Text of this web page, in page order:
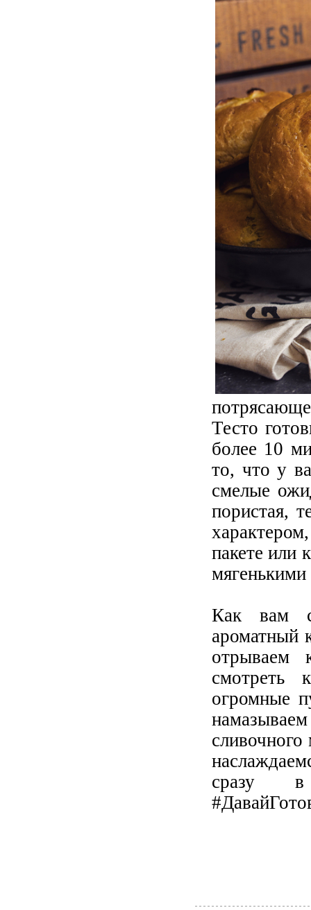
Тесто
более 10
то, что у
смелые
пористая,
пакете или
Как вам
ароматный
отрываем
смотреть
огромные
сразу в